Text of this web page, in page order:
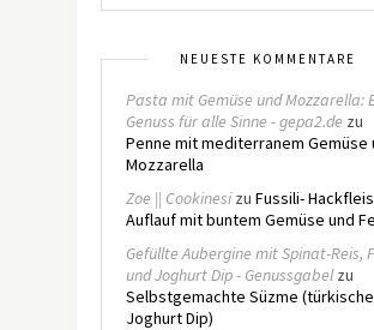
NEUESTE KOMMENTARE
Pasta mit Gemüse und Mozzarella:
Genuss für alle Sinne - gepa2.de zu
Penne mit mediterranem Gemüse
Mozzarella
Zoe || Cookinesizu Fussili-
Auflauf mit buntem Gemüse und
Gefüllte Aubergine mit Spinat-Reis,
und Joghurt Dip - Genussgabelzu
Selbstgemachte Süzme
Joghurt Dip)